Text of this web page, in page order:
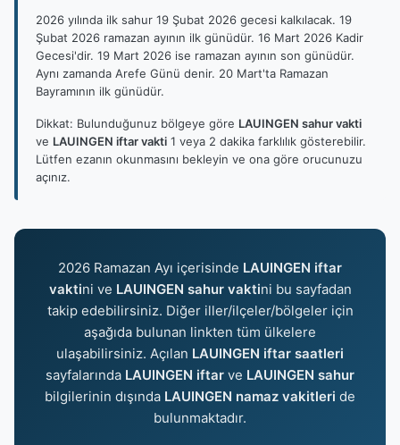
2026 yılında ilk sahur 19 Şubat 2026 gecesi kalkılacak. 19
Şubat 2026 ramazan ayının ilk günüdür. 16 Mart 2026 Kadir
Gecesi'dir. 19 Mart 2026 ise ramazan ayının son günüdür.
Aynı zamanda Arefe Günü denir. 20 Mart'ta Ramazan
Bayramının ilk günüdür.
Dikkat: Bulunduğunuz bölgeye göre LAUINGEN sahur vakti
ve LAUINGEN iftar vakti 1 veya 2 dakika farklılık gösterebilir.
Lütfen ezanın okunmasını bekleyin ve ona göre orucunuzu
açınız.
2026 Ramazan Ayı içerisinde LAUINGEN iftar
vaktini ve LAUINGEN sahur vaktini bu sayfadan
takip edebilirsiniz. Diğer iller/ilçeler/bölgeler için
aşağıda bulunan linkten tüm ülkelere
ulaşabilirsiniz. Açılan LAUINGEN iftar saatleri
sayfalarında LAUINGEN iftar ve LAUINGEN sahur
bilgilerinin dışında LAUINGEN namaz vakitleri de
bulunmaktadır.